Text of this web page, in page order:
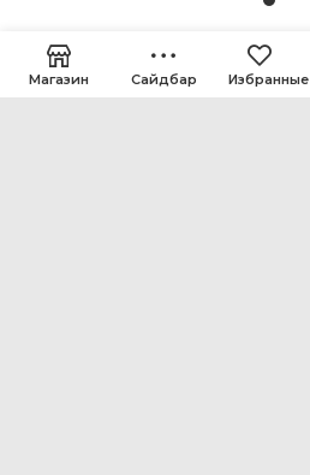
Магазин Сайдбар Избранные